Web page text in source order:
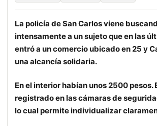
La policía de San Carlos viene
intensamente a un sujeto que en las
entró a un comercio ubicado en 25 y
una alcancía solidaria.
En el interior habían unos 2500 pesos.
registrado en las cámaras de
lo cual permite individualizar